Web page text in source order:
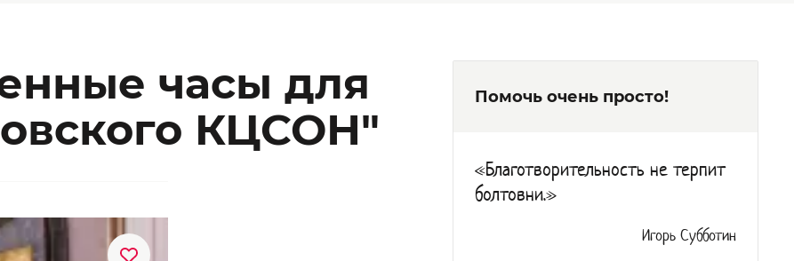
часы для
КЦСОН"
Помочь очень просто!
«Благотворительность не терпит
болтовни.»
Игорь Субботин